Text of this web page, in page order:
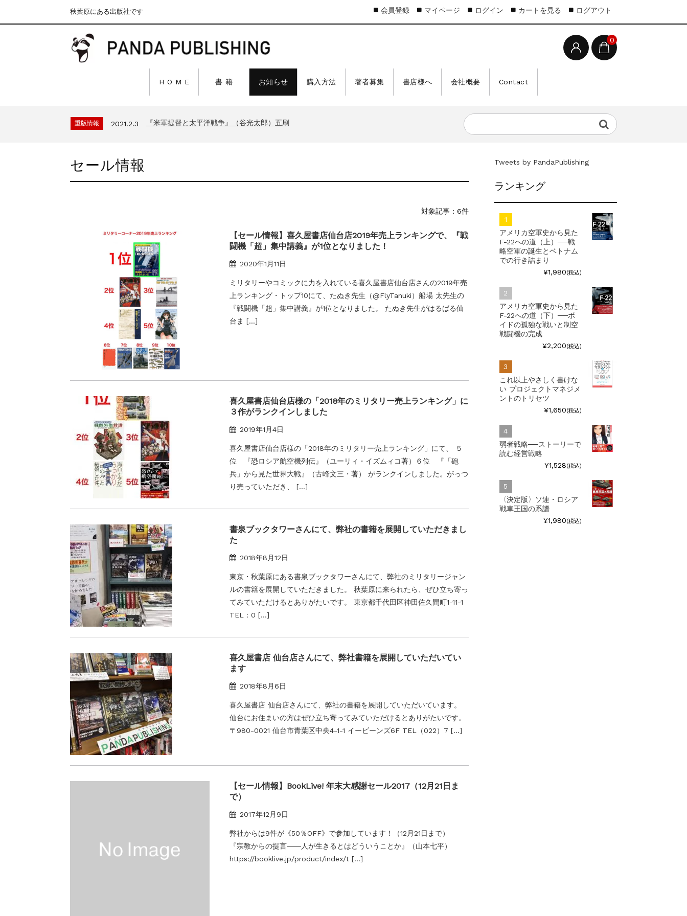
秋葉原にある出版社です
0
H O M E 書 籍 お知らせ 購入方法 著者募集 書店様へ 会社概要 Contact
会員登録 マイページ ログイン カートを見る ログアウト
『F-2超入門』（関 賢太郎）三刷
重版情報 2021.2.3 『米軍提督と太平洋戦争』（谷光太郎）五刷
重版情報 2020.12.18
2021.3.25
2020.12.18 『F-2超入門』（関 賢太郎）三刷
セール情報
対象記事：6件
【セール情報】 喜久屋書店仙台店2019年売上ランキングで、『戦
闘機「超」集中講義』が1位となりました！
2020年1月11日
ミリタリーやコミックに力を入れている喜久屋書店仙台店さんの2019年売
上ランキング・トップ10にて、たぬき先生（@FlyTanuki）船場 太先生の
『戦闘機「超」集中講義』が1位となりました。 たぬき先生がはるばる仙
台ま […]
喜久屋書店仙台店様の「2018年のミリタリー売上ランキング」に
３作がランクインしました
2019年1月4日
喜久屋書店仙台店様の「2018年のミリタリー売上ランキング」にて、 ５
位 『恐ロシア航空機列伝』（ユーリィ・イズムィコ著）６位 『「砲
兵」から見た世界大戦』（古峰文三・著） がランクインしました。がっつ
り売っていただき、 […]
書泉ブックタワーさんにて、弊社の書籍を展開していただきまし
た
2018年8月12日
東京・秋葉原にある書泉ブックタワーさんにて、弊社のミリタリージャン
ルの書籍を展開していただきました。 秋葉原に来られたら、ぜひ立ち寄っ
てみていただけるとありがたいです。 東京都千代田区神田佐久間町1-11-1
TEL：0 […]
喜久屋書店 仙台店さんにて、弊社書籍を展開していただいてい
ます
2018年8月6日
喜久屋書店 仙台店さんにて、弊社の書籍を展開していただいています。
仙台にお住まいの方はぜひ立ち寄ってみていただけるとありがたいです。
〒980-0021 仙台市青葉区中央4-1-1 イービーンズ6F TEL（022）7 […]
【セール情報】BookLive! 年末大感謝セール2017（12月21日ま
で）
2017年12月9日
弊社からは9件が《50％OFF》で参加しています！（12月21日まで）
『宗教からの提言――人が生きるとはどういうことか』（山本七平）
https://booklive.jp/product/index/t […]
Tweets by PandaPublishing
ランキング
アメリカ空軍史から見た
F-22への道（上）──戦
略空軍の誕生とベトナム
での行き詰まり
¥1,980(税込)
アメリカ空軍史から見た
F-22への道（下）──ボ
イドの孤独な戦いと制空
戦闘機の完成
¥2,200(税込)
これ以上やさしく書けな
い プロジェクトマネジメ
ントのトリセツ
¥1,650(税込)
弱者戦略──ストーリーで
読む経営戦略
¥1,528(税込)
〈決定版〉ソ連・ロシア
戦車王国の系譜
¥1,980(税込)